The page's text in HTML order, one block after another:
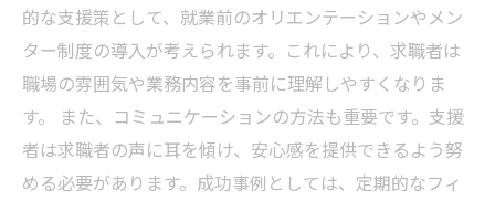
的な支援策として、就業前のオリエンテーションやメン
ター制度の導入が考えられます。これにより、求職者は
職場の雰囲気や業務内容を事前に理解しやすくなりま
す。 また、コミュニケーションの方法も重要です。支援
者は求職者の声に耳を傾け、安心感を提供できるよう努
める必要があります。成功事例としては、定期的なフィ